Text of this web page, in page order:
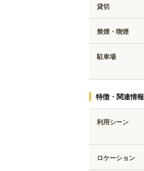
貸切
禁煙・喫煙
駐車場
特徴・関連情報
利用シーン
ロケーション